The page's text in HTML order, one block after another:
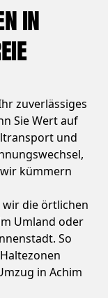
in
zuverlässiges
Sie Wert auf
und
kümmern
die örtlichen
Umland oder
So
in Achim